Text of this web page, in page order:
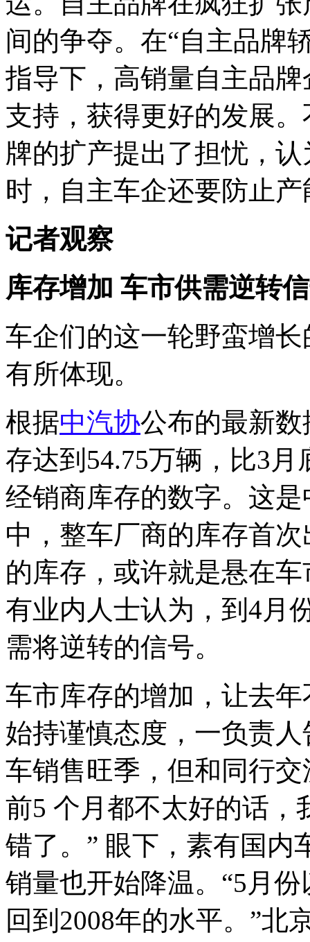
间的争夺。在“自主品牌
指导下，高销量自主品
支持，获得更好的发展
牌的扩产提出了担忧，
时，自主车企还要防止
记者观察
库存增加 车市供需逆转
车企们的这一轮野蛮增
有所体现。
根据中汽协公布的最新
存达到54.75万辆，比3
经销商库存的数字。这
中，整车厂商的库存首
的库存，或许就是悬在
有业内人士认为，到4月
需将逆转的信号。
车市库存的增加，让去
始持谨慎态度，一负责
车销售旺季，但和同行
前5 个月都不太好的话，
错了。” 眼下，素有国内
销量也开始降温。“5月
回到2008年的水平。”北